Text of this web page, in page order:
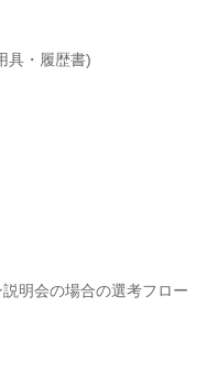
具・履歴書)
明会の場合の選考フロー